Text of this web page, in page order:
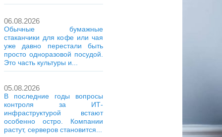
06.08.2026
Обычные бумажные
стаканчики для кофе или чая
уже давно перестали быть
просто одноразовой посудой.
Это часть культуры и...
05.08.2026
В последние годы вопросы
контроля за ИТ-
инфраструктурой встают
особенно остро. Компании
растут, серверов становится...